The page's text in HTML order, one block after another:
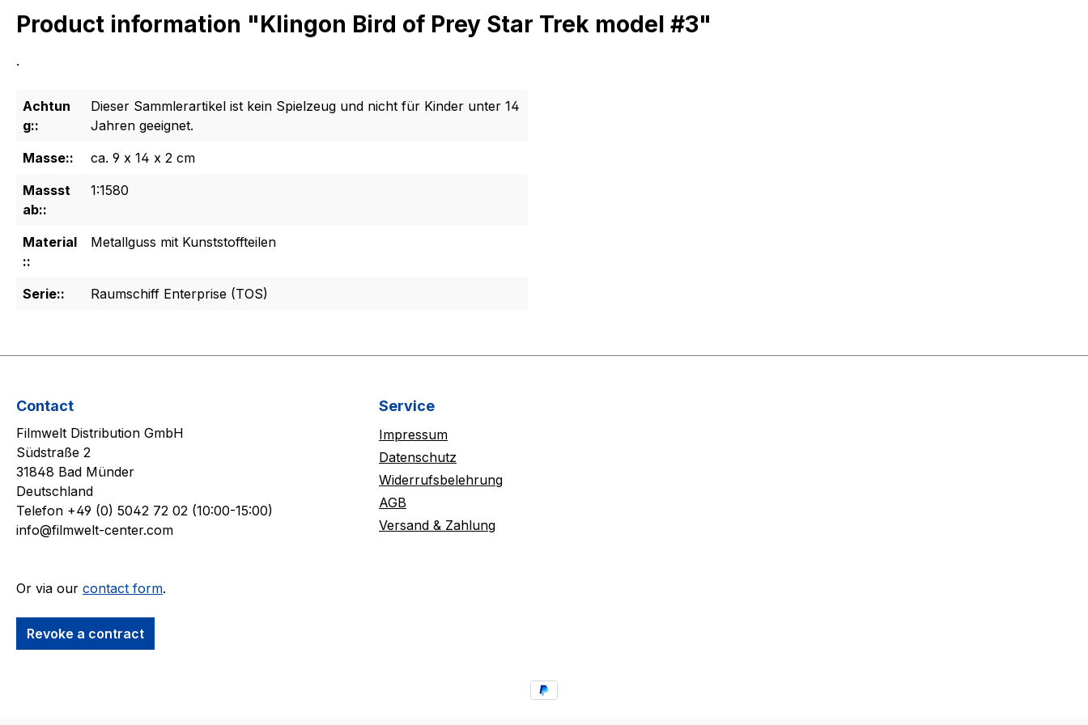
Product information "Klingon Bird of Prey Star Trek model #3"
.
Achtun
g::
Dieser Sammlerartikel ist kein Spielzeug und nicht für Kinder unter 14
Jahren geeignet.
Masse::
ca. 9 x 14 x 2 cm
Massst
ab::
1:1580
Material
::
Metallguss mit Kunststoffteilen
Serie:: Raumschiff Enterprise (TOS)
Contact
Filmwelt Distribution GmbH
Südstraße 2
31848 Bad Münder
Deutschland
Telefon +49 (0) 5042 72 02 (10:00-15:00)
info@filmwelt-center.com
Or via our contact form.
Revoke a contract
Service
Impressum
Datenschutz
Widerrufsbelehrung
AGB
Versand & Zahlung